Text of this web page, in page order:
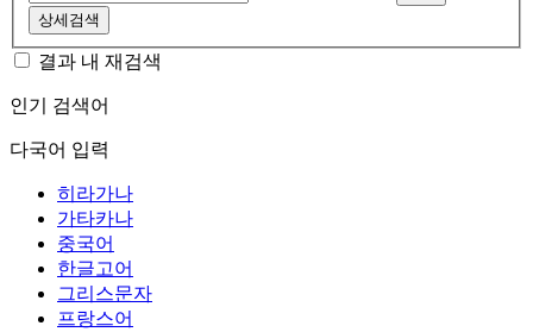
상세검색
결과 내 재검색
인기 검색어
다국어 입력
히라가나
가타카나
중국어
한글고어
그리스문자
프랑스어